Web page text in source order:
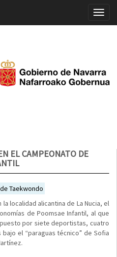
EL CAMPEONATO DE
Taekwondo
localidad alicantina de La Nucia, el
de Poomsae Infantil, al que
por siete deportistas, cuatro
el “paraguas técnico” de Sofia